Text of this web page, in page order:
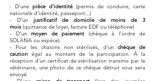
- D'une pièce d'identité (permis de conduire, carte
nationale d'identité, passeport...)
- D'un justificatif de domicile de moins de 3
mois (quittance de loyer, facture EDF ou téléphone)
- D'un moyen de paiement (chèque à l'ordre de
SOLANA ou espèce).
- Pour les chatons non stérilisés, d'unchèque de
caution égal au montant de la participation. À la
réception d'un certificat de stérilisation transmis par le
vétérinaire, une photo de ce chèque détruit vous sera
envoyé.